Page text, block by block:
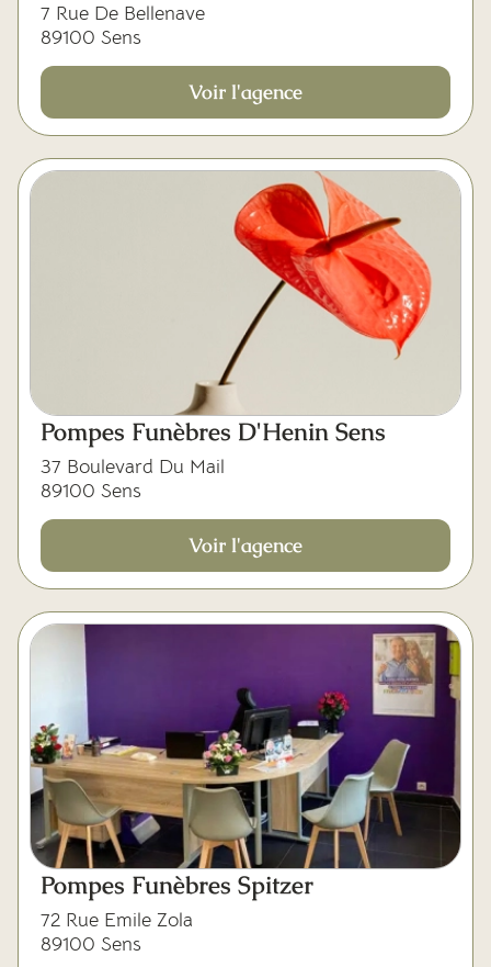
7 Rue De Bellenave
89100 Sens
Voir l'agence
Pompes Funèbres D'Henin Sens
37 Boulevard Du Mail
89100 Sens
Voir l'agence
Pompes Funèbres Spitzer
72 Rue Emile Zola
89100 Sens